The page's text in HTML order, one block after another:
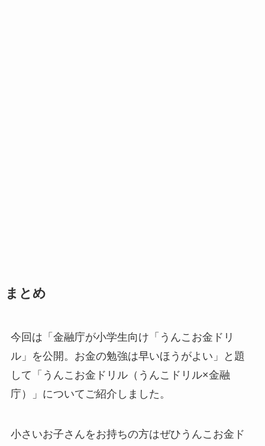
まとめ
今回は「金融庁が小学生向け「うんこお金ドリ
ル」を公開。お金の勉強は早いほうがよい」と題
して「うんこお金ドリル（うんこドリル×金融
庁）」についてご紹介しました。
小さいお子さんをお持ちの方はぜひうんこお金ド